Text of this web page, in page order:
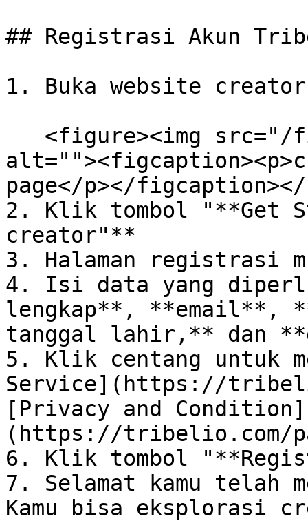
## Registrasi Akun
1. Buka website
page</p></
2. Klik tombol "**Get
creator"**
3. Halaman registrasi
4. Isi data yang
lengkap**, **email**,
tanggal lahir,** dan
5. Klik centang untuk
Service](https://
[Privacy and Condition]
(https://tribelio.com/
6. Klik tombol
7. Selamat kamu telah
Kamu bisa eksplorasi